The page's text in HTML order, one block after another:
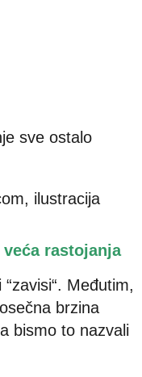
sve ostalo
rastojanja
Međutim,
brzina
bismo to nazvali